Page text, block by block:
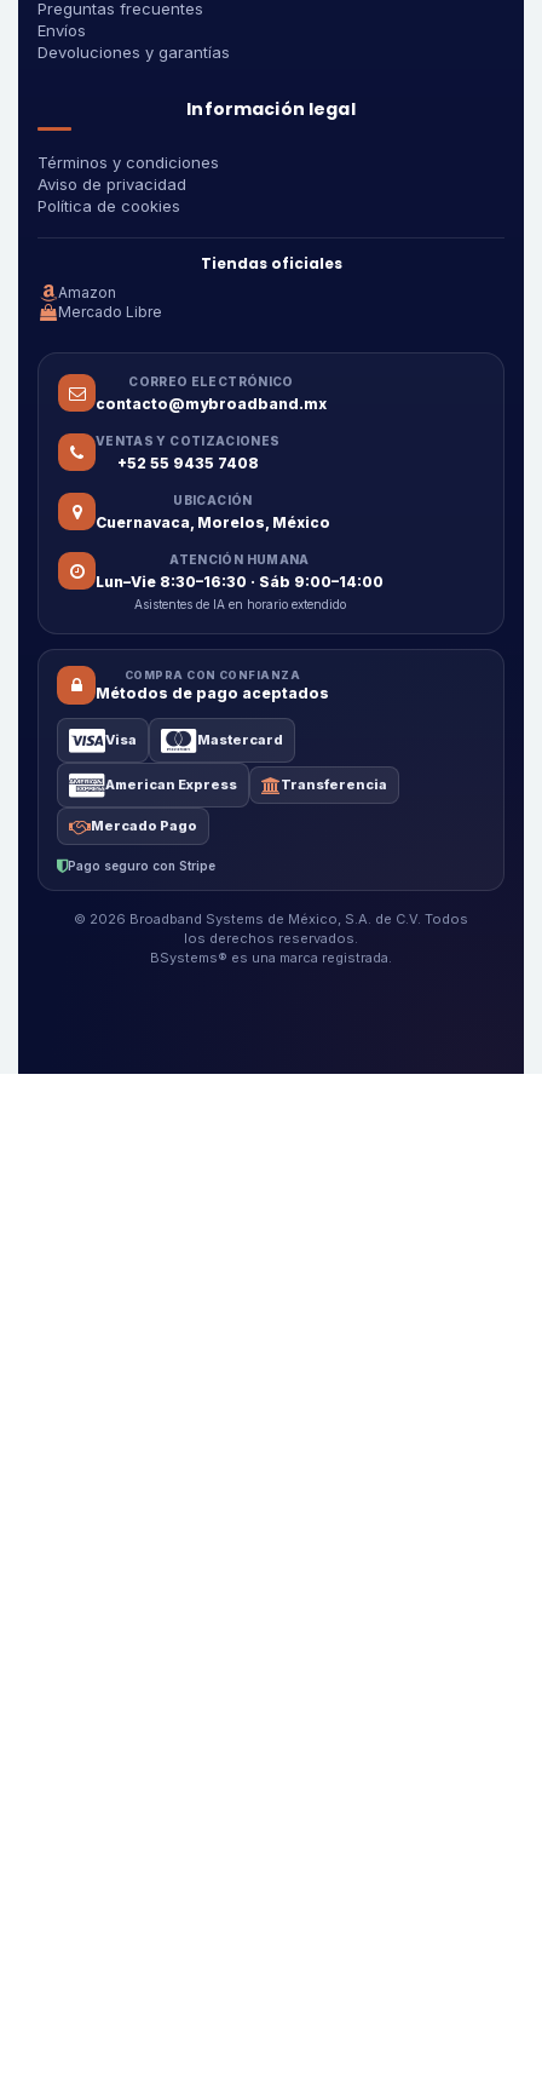
Preguntas frecuentes
Envíos
Devoluciones y garantías
Información legal
Términos y condiciones
Aviso de privacidad
Política de cookies
Tiendas oficiales
Amazon
Mercado Libre
CORREO ELECTRÓNICO
contacto@mybroadband.mx
VENTAS Y COTIZACIONES
+52 55 9435 7408
UBICACIÓN
Cuernavaca, Morelos, México
ATENCIÓN HUMANA
Lun–Vie 8:30–16:30 · Sáb 9:00–14:00
Asistentes de IA en horario extendido
COMPRA CON CONFIANZA
Métodos de pago aceptados
Visa Mastercard
American Express Transferencia
Mercado Pago
Pago seguro con Stripe
© 2026 Broadband Systems de México, S.A. de C.V. Todos
los derechos reservados.
BSystems® es una marca registrada.